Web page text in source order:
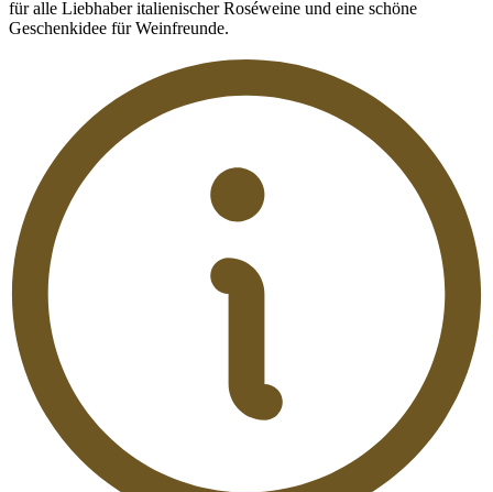
für alle Liebhaber italienischer Roséweine und eine schöne
Geschenkidee für Weinfreunde.